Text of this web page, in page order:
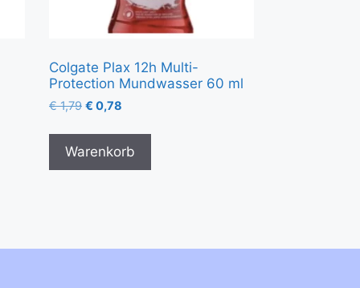
Colgate Plax 12h Multi-
Protection Mundwasser 60 ml
€1,79 € 0,78
Warenkorb